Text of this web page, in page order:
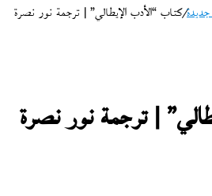
/كتاب “الأدب الإيطالي” | ترجمة نور نصرة
| ترجمة نور نصرة